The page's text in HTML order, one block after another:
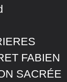
FABIEN
SACRÉE